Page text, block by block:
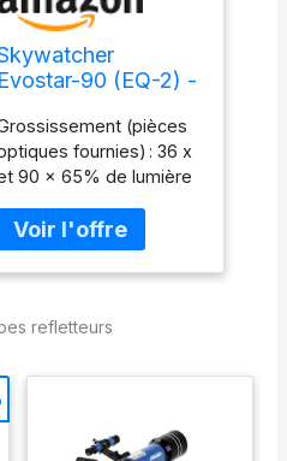
Evostar-90 (EQ-2) -
Argento(pièces
fournies) : 36 x
90 x 65% de lumière
70 mm Objectif multi-
'Contenu de la
: Lunette
oculaires) :
coudé 31,7 mm
équatoriale
trépied en
aluminium avec
refletteurs